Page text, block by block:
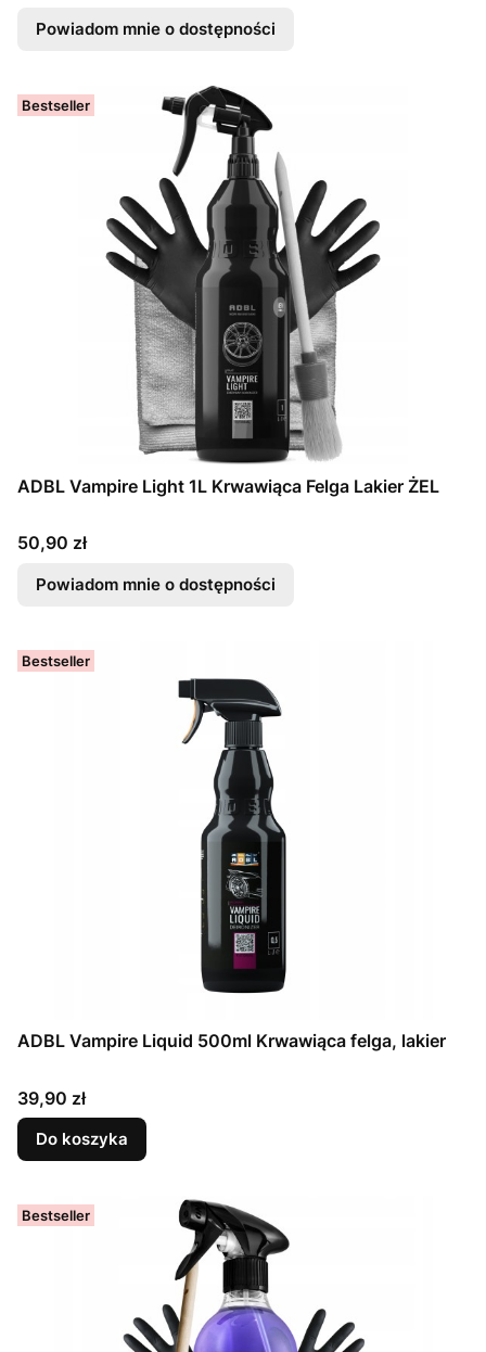
Powiadom mnie o dostępności
Bestseller
ADBL Vampire Light 1L Krwawiąca Felga Lakier ŻEL
Cena
50,90 zł
Powiadom mnie o dostępności
Bestseller
ADBL Vampire Liquid 500ml Krwawiąca felga, lakier
Cena
39,90 zł
Do koszyka
Bestseller